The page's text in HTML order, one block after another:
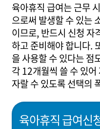
육아휴직 급여는 근무
으로써 발생할 수 있는
이므로, 반드시 신청 자
하고 준비해야 합니다.
을 사용할 수 있다는 점
각 12개월씩 쓸 수 있어
자랄 수 있도록 선택의
육아휴직 급여신